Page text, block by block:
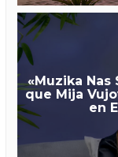
«Muzika Nas
que Mija
en